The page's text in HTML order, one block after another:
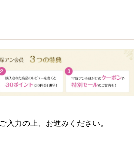
入力の上、お進みください。